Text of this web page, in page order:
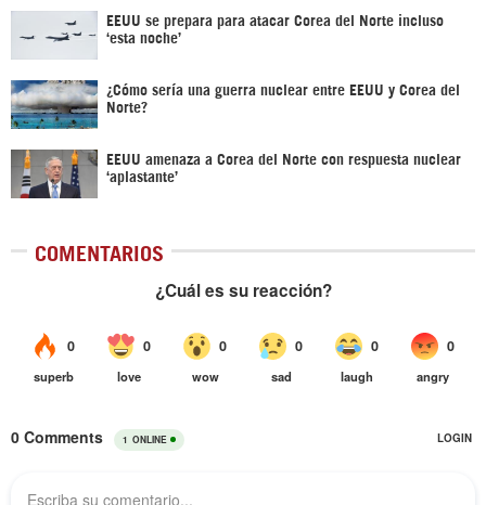
EEUU se prepara para atacar Corea del Norte incluso
‘esta noche’
¿Cómo sería una guerra nuclear entre EEUU y Corea del
Norte?
EEUU amenaza a Corea del Norte con respuesta nuclear
‘aplastante’
COMENTARIOS